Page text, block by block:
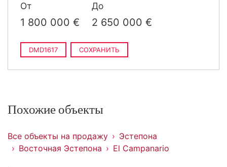
От
1 800 000 €
До
2 650 000 €
DMD1617 СОХРАНИТЬ
Похожие объекты
Все объекты на продажу
Эстепона
Восточная Эстепона
El Campanario